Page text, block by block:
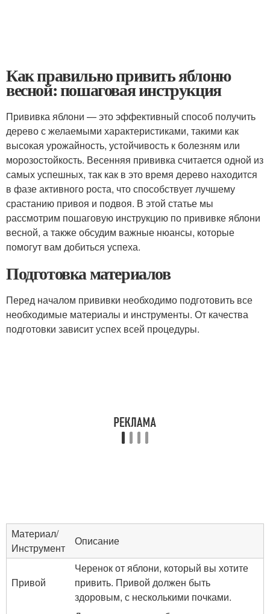
Как правильно привить яблоню
весной: пошаговая инструкция
Прививка яблони — это эффективный способ получить
дерево с желаемыми характеристиками, такими как
высокая урожайность, устойчивость к болезням или
морозостойкость. Весенняя прививка считается одной из
самых успешных, так как в это время дерево находится
в фазе активного роста, что способствует лучшему
срастанию привоя и подвоя. В этой статье мы
рассмотрим пошаговую инструкцию по прививке яблони
весной, а также обсудим важные нюансы, которые
помогут вам добиться успеха.
Подготовка материалов
Перед началом прививки необходимо подготовить все
необходимые материалы и инструменты. От качества
подготовки зависит успех всей процедуры.
Материал/
Инструмент
Описание
Привой
Черенок от яблони, который вы хотите
привить. Привой должен быть
здоровым, с несколькими почками.